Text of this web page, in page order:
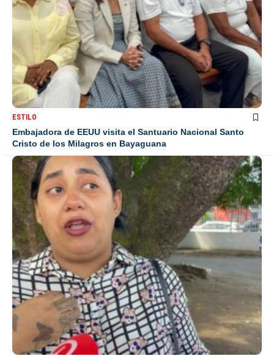
ESTILO
Embajadora de EEUU visita el Santuario Nacional Santo
Cristo de los Milagros en Bayaguana